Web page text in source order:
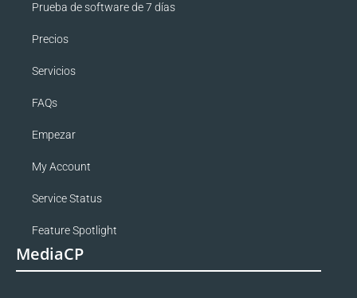
Prueba de software de 7 días
Precios
Servicios
FAQs
Empezar
My Account
Service Status
Feature Spotlight
MediaCP